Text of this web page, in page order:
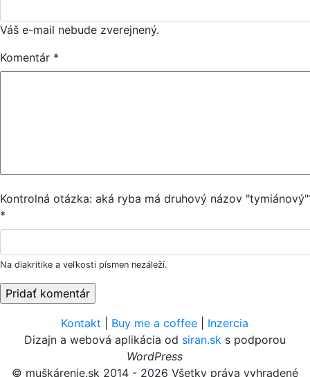
Váš e-mail nebude zverejnený.
Komentár *
Kontrolná otázka: aká ryba má druhový názov
*
Na diakritike a veľkosti písmen nezáleží.
Kontakt Buy me a coffee
Inzercia
Dizajn a webová aplikácia od siran.sk s podporou
WordPress
© muškárenie.sk 2014 - 2026 Všetky práva vyhradené